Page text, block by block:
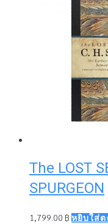
The LOST
SPURGEON
1,799.00 ฿ หยิบใส่ต